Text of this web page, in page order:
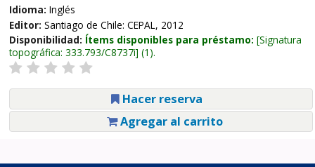
Idioma: Inglés
Editor: Santiago de Chile: CEPAL, 2012
Disponibilidad: Ítems disponibles para préstamo: Signatura
topográfica: 333.793/C8737i (1).
Hacer reserva
Agregar al carrito